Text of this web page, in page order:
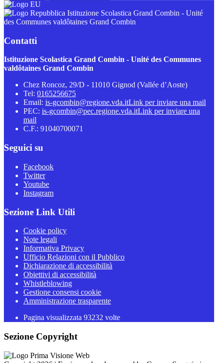
Istituzione Scolastica Grand Combin - Unité
des Communes valdôtaines Grand Combin
Contatti
Istituzione Scolastica Grand Combin - Unité des Communes
valdôtaines Grand Combin
Chez Roncoz, 29/D - 11010 Gignod (Vallée d’Aoste)
Tel: 0165256675
Email: is-gcombin@regione.vda.itLink per inviare una mail
PEC: is-gcombin@pec.regione.vda.itLink per inviare una
mail
C.F.: 91040700071
Seguici su
Facebook
Twitter
Youtube
Instagram
Sezione Link Utili
Cookie policy
Note legali
Informativa Privacy
Ufficio Relazioni con il Pubblico
Dichiarazione di accessibilità
Obiettivi di accessibilità
Whistleblowing
Gestione consensi cookie
Amministrazione trasparente
Pagina visualizzata 93232 volte
Sezione Copyright